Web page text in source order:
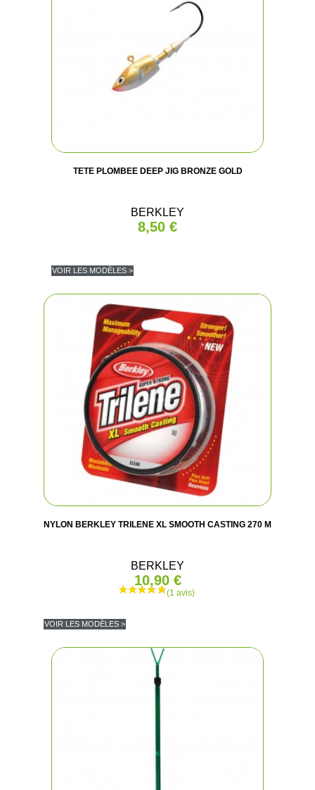
TETE PLOMBEE DEEP JIG BRONZE GOLD
BERKLEY
8,50 €
VOIR LES MODÈLES >
NYLON BERKLEY TRILENE XL SMOOTH CASTING 270 M
BERKLEY
10,90 €
VOIR LES MODÈLES >